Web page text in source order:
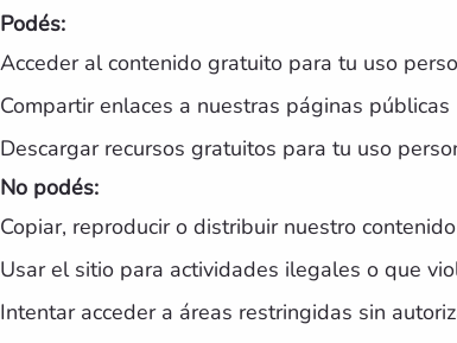
Podés:
Acceder al contenido gratuito para tu uso
Compartir enlaces a nuestras páginas públicas
Descargar recursos gratuitos para tu uso
No podés:
Copiar, reproducir o distribuir nuestro
Usar el sitio para actividades ilegales o que
Intentar acceder a áreas restringidas sin